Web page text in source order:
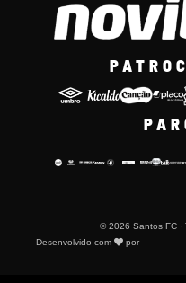
© 2026 Santos FC ·
Desenvolvido com
por